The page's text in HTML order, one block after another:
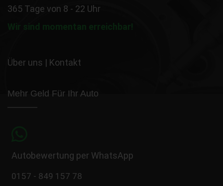
365 Tage von 8 - 22 Uhr
Wir sind momentan erreichbar!
Über uns | Kontakt
Mehr Geld Für Ihr Auto
Autobewertung per WhatsApp
0157 - 849 157 78